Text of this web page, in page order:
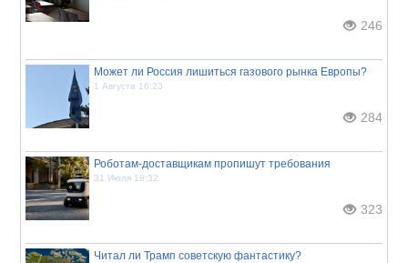
246
Может ли Россия лишиться газового рынка Европы?
1 Августа 16:23
284
Роботам-доставщикам пропишут требования
31 Июля 18:32
323
Читал ли Трамп советскую фантастику?